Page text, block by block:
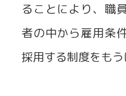
ることにより、職
者の中から雇用条
採用する制度をもう